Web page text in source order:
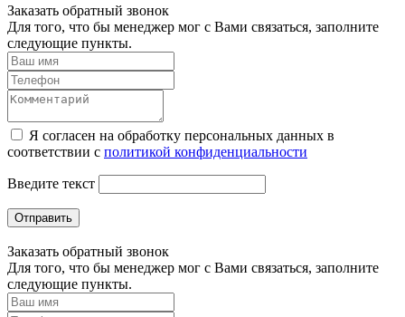
Заказать обратный звонок
Для того, что бы менеджер мог с Вами связаться, заполните
следующие пункты.
Я согласен на обработку персональных данных в
соответствии с политикой конфиденциальности
Введите текст
Отправить
Заказать обратный звонок
Для того, что бы менеджер мог с Вами связаться, заполните
следующие пункты.